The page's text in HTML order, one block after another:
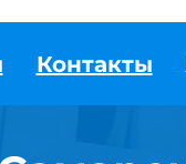
Контакты